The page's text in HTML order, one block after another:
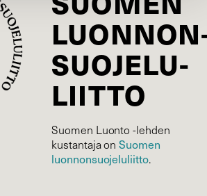
SUOJELU­
LIITTO
Suomen Luonto -lehden
kustantaja onSuomen
luonnonsuojelu­liitto.